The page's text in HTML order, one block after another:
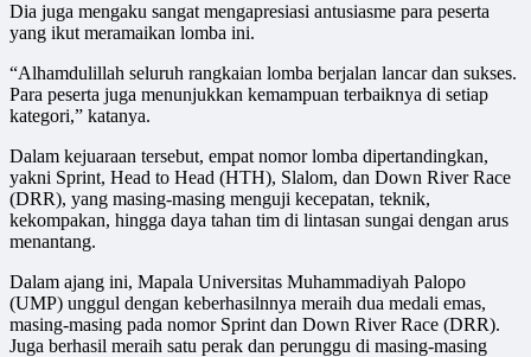
Dia juga mengaku sangat mengapresiasi antusiasme para peserta
yang ikut meramaikan lomba ini.
“Alhamdulillah seluruh rangkaian lomba berjalan lancar dan sukses.
Para peserta juga menunjukkan kemampuan terbaiknya di setiap
kategori,” katanya.
Dalam kejuaraan tersebut, empat nomor lomba dipertandingkan,
yakni Sprint, Head to Head (HTH), Slalom, dan Down River Race
(DRR), yang masing-masing menguji kecepatan, teknik,
kekompakan, hingga daya tahan tim di lintasan sungai dengan arus
menantang.
Dalam ajang ini, Mapala Universitas Muhammadiyah Palopo
(UMP) unggul dengan keberhasilnnya meraih dua medali emas,
masing-masing pada nomor Sprint dan Down River Race (DRR).
Juga berhasil meraih satu perak dan perunggu di masing-masing